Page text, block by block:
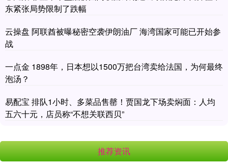
东紧张局势限制了跌幅
云操盘 阿联酋被曝秘密空袭伊朗油厂 海湾国家可能已开始参
战
一点金 1898年，日本想以1500万把台湾卖给法国，为何最终
泡汤？
易配宝 排队1小时、多菜品售罄！贾国龙下场卖焖面：人均
五六十元，店员称“不想关联西贝”
推荐资讯